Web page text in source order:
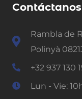
Contáctanos
Rambla de
Polinyà
+32 937 130
Lun - Vie: